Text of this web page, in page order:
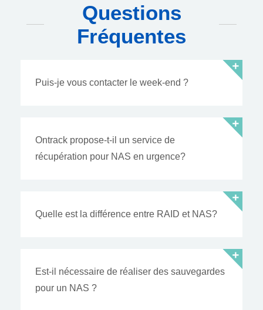
Questions
Fréquentes
Puis-je vous contacter le week-end ?
Ontrack propose-t-il un service de
récupération pour NAS en urgence?
Quelle est la différence entre RAID et NAS?
Est-il nécessaire de réaliser des sauvegardes
pour un NAS ?